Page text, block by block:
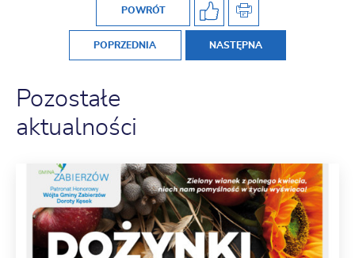
POWRÓT
POPRZEDNIA NASTĘPNA
Pozostałe
aktualności